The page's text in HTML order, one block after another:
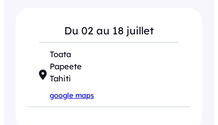
Du 02 au 18 juillet
Toata
Papeete
Tahiti
google maps